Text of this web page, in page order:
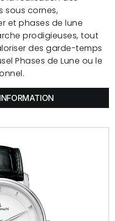
sous cornes,
et phases de lune
prodigieuses, tout
des garde-temps
Phases de Lune ou le